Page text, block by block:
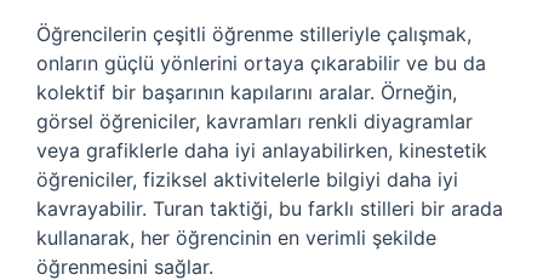
Öğrencilerin çeşitli öğrenme stilleriyle çalışmak,
onların güçlü yönlerini ortaya çıkarabilir ve bu da
kolektif bir başarının kapılarını aralar. Örneğin,
görsel öğreniciler, kavramları renkli diyagramlar
veya grafiklerle daha iyi anlayabilirken, kinestetik
öğreniciler, fiziksel aktivitelerle bilgiyi daha iyi
kavrayabilir. Turan taktiği, bu farklı stilleri bir arada
kullanarak, her öğrencinin en verimli şekilde
öğrenmesini sağlar.